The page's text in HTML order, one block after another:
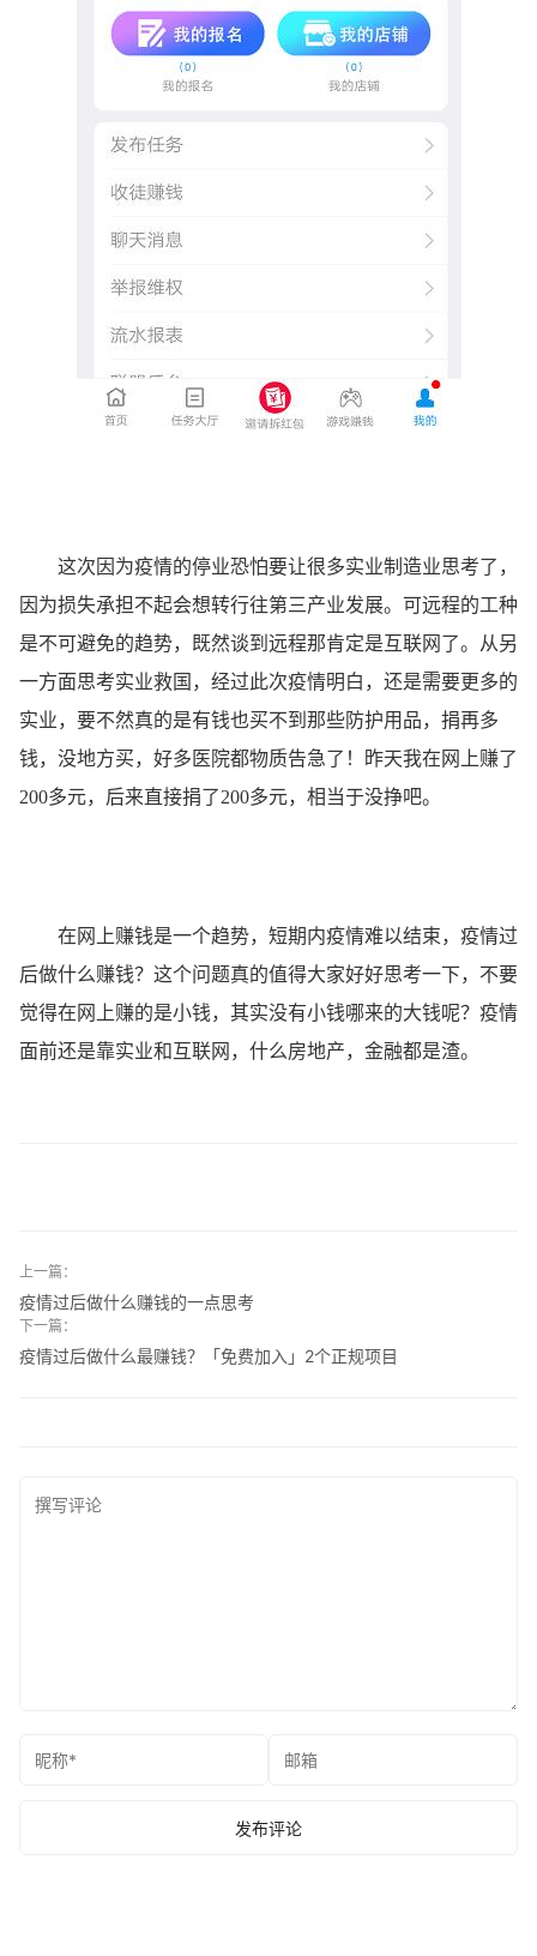
这次因为疫情的停业恐怕要让很多实业制造业思考了，
因为损失承担不起会想转行往第三产业发展。可远程的工种
是不可避免的趋势，既然谈到远程那肯定是互联网了。从另
一方面思考实业救国，经过此次疫情明白，还是需要更多的
实业，要不然真的是有钱也买不到那些防护用品，捐再多
钱，没地方买，好多医院都物质告急了！昨天我在网上赚了
200多元，后来直接捐了200多元，相当于没挣吧。
在网上赚钱是一个趋势，短期内疫情难以结束，疫情过
后做什么赚钱？这个问题真的值得大家好好思考一下，不要
觉得在网上赚的是小钱，其实没有小钱哪来的大钱呢？疫情
面前还是靠实业和互联网，什么房地产，金融都是渣。
上一篇：
疫情过后做什么赚钱的一点思考
下一篇：
疫情过后做什么最赚钱？「免费加入」2个正规项目